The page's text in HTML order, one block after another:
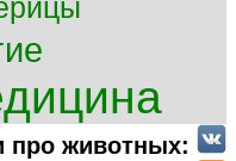
про животных: